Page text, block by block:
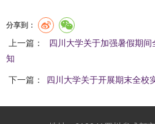
分享到：
上一篇：
四川大学关于加强暑假期
知
下一篇： 四川大学关于开展期末全校